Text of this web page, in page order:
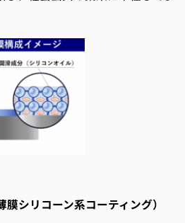
膜シリコーン系コーティング）